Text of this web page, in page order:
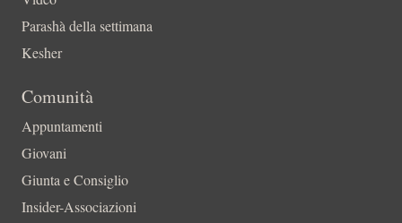
Parashà della settimana
Kesher
Comunità
Appuntamenti
Giovani
Giunta e Consiglio
Insider-Associazioni